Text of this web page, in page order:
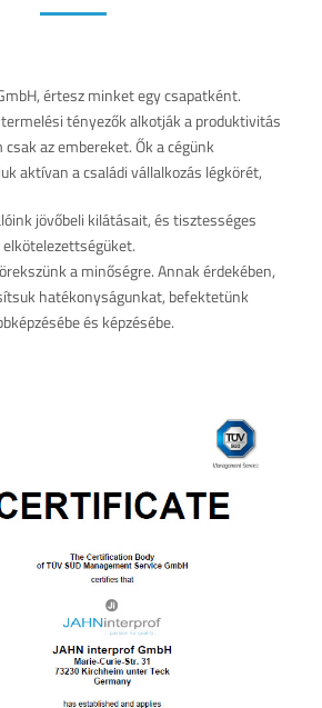
értesz minket egy csapatként.
tényezők alkotják a produktivitás
az embereket. Ők a cégünk
aktívan a családi vállalkozás légkörét,
jövőbeli kilátásait, és tisztességes
a minőségre. Annak érdekében,
hatékonyságunkat, befektetünk
és képzésébe.